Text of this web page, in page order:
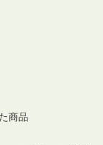
商品